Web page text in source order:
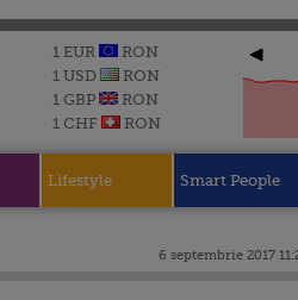
1 EUR
RON
1 USD
RON
1 GBP
RON
1 CHF
RON
Lifestyle Smart People
6 septembrie 2017